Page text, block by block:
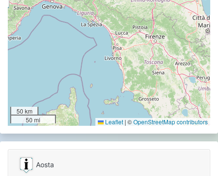
50 km
50 mi
Leaflet | ©OpenStreetMap contributors
Aosta